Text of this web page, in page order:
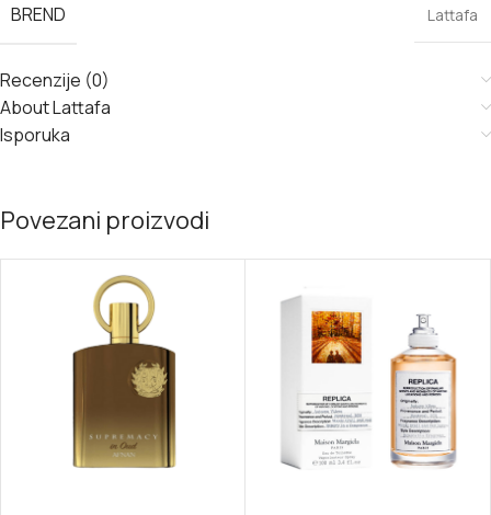
BREND
Lattafa
Recenzije (0)
About Lattafa
Isporuka
Povezani proizvodi